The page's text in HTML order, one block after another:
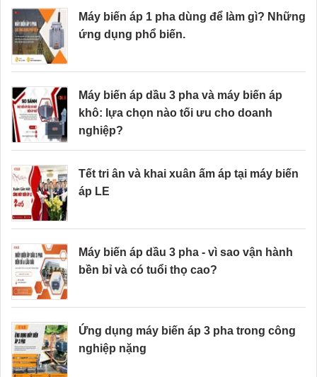
Máy biến áp 1 pha dùng để làm gì? Những
ứng dụng phổ biến.
Máy biến áp dầu 3 pha và máy biến áp
khô: lựa chọn nào tối ưu cho doanh
nghiệp?
Tết tri ân và khai xuân ấm áp tại máy biến
áp LE
Máy biến áp dầu 3 pha - vì sao vận hành
bền bỉ và có tuổi thọ cao?
Ứng dụng máy biến áp 3 pha trong công
nghiệp nặng